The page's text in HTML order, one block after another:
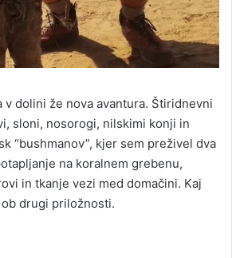
v dolini že nova avantura. Štiridnevni
sloni, nosorogi, nilskimi konji in
“bushmanov”, kjer sem preživel dva
na koralnem grebenu,
in tkanje vezi med domačini. Kaj
drugi priložnosti.